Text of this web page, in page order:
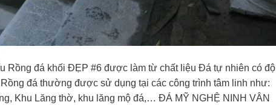
Rồng đá khối ĐẸP #6 được làm từ chất liệu Đá tự nhiên có độ
đá thường được sử dụng tại các công trình tâm linh như:
Khu Lăng thờ, khu lăng mộ đá,… ĐÁ MỸ NGHỆ NINH VÂN